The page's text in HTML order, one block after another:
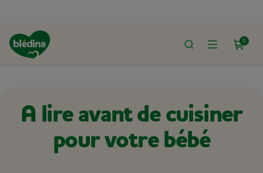
0
ACCUEIL
A lire avant de cuisiner
pour votre bébé